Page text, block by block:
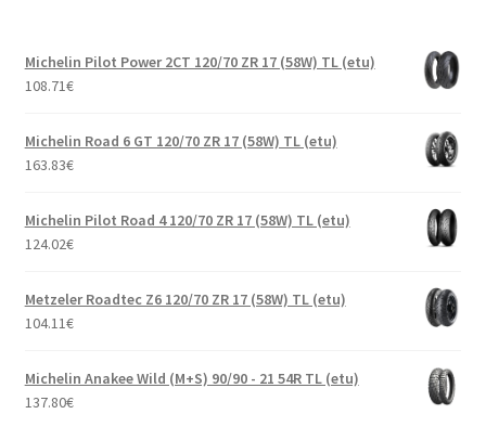
Michelin Pilot Power 2CT 120/70 ZR 17 (58W) TL (etu)
108.71€
Michelin Road 6 GT 120/70 ZR 17 (58W) TL (etu)
163.83€
Michelin Pilot Road 4 120/70 ZR 17 (58W) TL (etu)
124.02€
Metzeler Roadtec Z6 120/70 ZR 17 (58W) TL (etu)
104.11€
Michelin Anakee Wild (M+S) 90/90 - 21 54R TL (etu)
137.80€